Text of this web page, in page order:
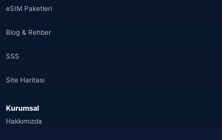
eSIM Paketleri
Blog & Rehber
SSS
Site Haritası
Kurumsal
Hakkımızda